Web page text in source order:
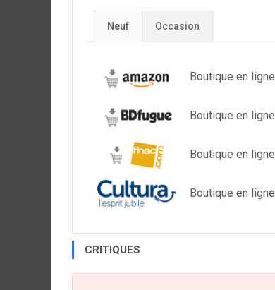
Neuf Occasion
Boutique en ligne
Boutique en ligne
Boutique en ligne
Boutique en ligne
CRITIQUES